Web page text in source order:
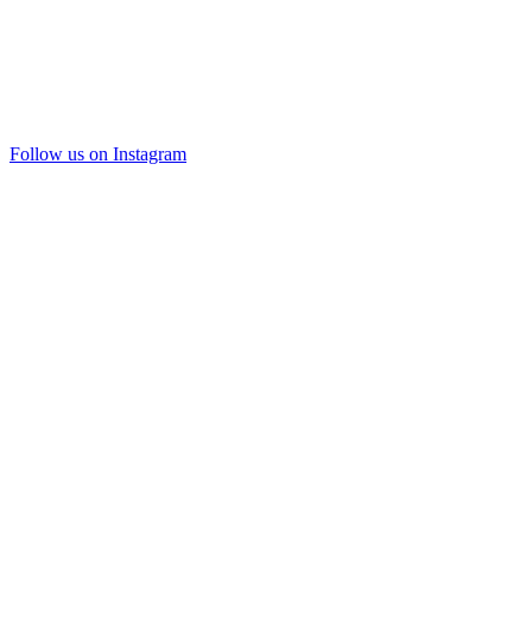
Follow us on Instagram